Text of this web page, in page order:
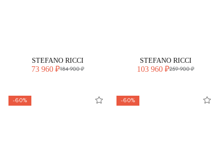
STEFANO RICCI
73 960 ₽184 900 ₽
STEFANO RICCI
103 960 ₽259 900 ₽
-60% -60%